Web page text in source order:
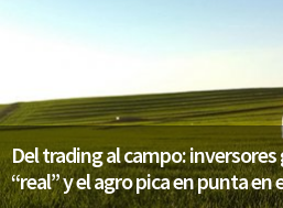
Del trading al campo:
“real” y el agro pica en punta en